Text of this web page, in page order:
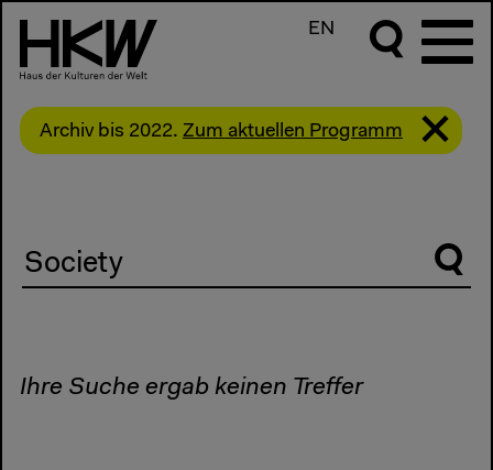
EN
Archiv bis 2022. Zum aktuellen Programm
Suche
Ihre Suche ergab keinen Treffer